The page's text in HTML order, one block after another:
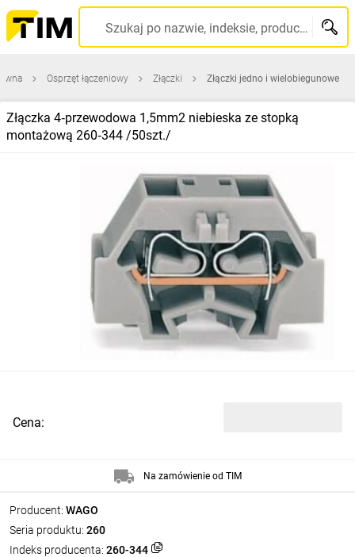
Szukaj po nazwie, indeksie, producencie, kodzie kreskowym...
Osprzęt łączeniowy Złączki Złączki jedno i wielobiegunowe
Złączka 4‑przewodowa 1,5mm2 niebieska ze stopką
montażową 260‑344 /50szt./
Producent: WAGO
Seria produktu: 260
Indeks producenta: 260-344
Cena:
Na zamówienie od TIM